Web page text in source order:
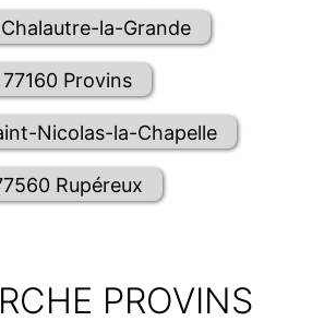
Chalautre-la-Grande
77160 Provins
Nicolas-la-Chapelle
Rupéreux
PROVINS